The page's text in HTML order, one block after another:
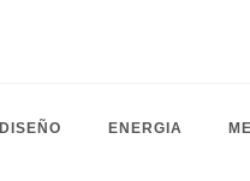
DISEÑO ENERGIA